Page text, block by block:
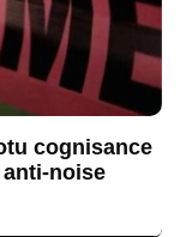
cognisance
anti-noise